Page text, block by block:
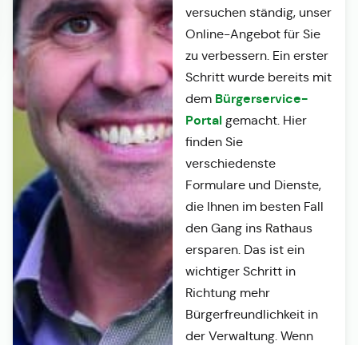
versuchen ständig, unser
Online-Angebot für Sie
zu verbessern. Ein erster
Schritt wurde bereits mit
dem Bürgerservice-
Portalgemacht. Hier
finden Sie
verschiedenste
Formulare und Dienste,
die Ihnen im besten Fall
den Gang ins Rathaus
ersparen. Das ist ein
wichtiger Schritt in
Richtung mehr
Bürgerfreundlichkeit in
der Verwaltung. Wenn